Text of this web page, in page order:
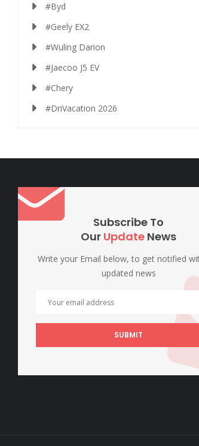
#Byd
#Geely EX2
#Wuling Darion
#Jaecoo J5 EV
#Chery
#DriVacation 2026
Subscribe To
Our Update News
Write your Email below, to get notified
updated news
SUBMIT